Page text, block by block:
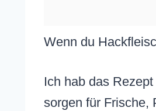
Wenn du
Ich hab das
sorgen für Frische,